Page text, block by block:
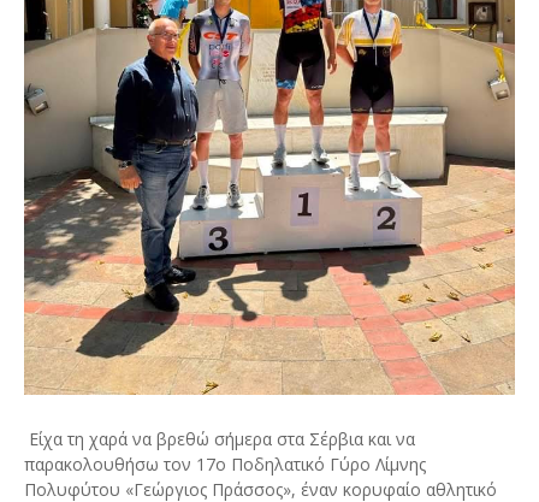
Είχα τη χαρά να βρεθώ σήμερα στα Σέρβια και να
παρακολουθήσω τον 17ο Ποδηλατικό Γύρο Λίμνης
Πολυφύτου «Γεώργιος Πράσσος», έναν κορυφαίο αθλητικό